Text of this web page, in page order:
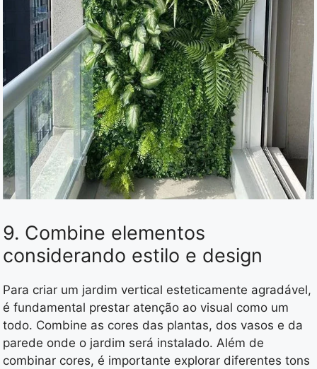
9. Combine elementos
considerando estilo e design
Para criar um jardim vertical esteticamente agradável,
é fundamental prestar atenção ao visual como um
todo. Combine as cores das plantas, dos vasos e da
parede onde o jardim será instalado. Além de
combinar cores, é importante explorar diferentes tons